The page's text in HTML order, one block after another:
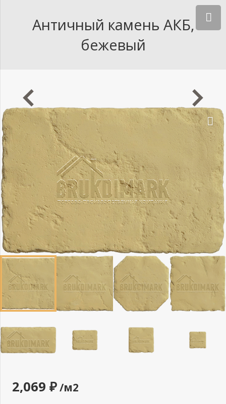
Античный камень АКБ,
бежевый
2,069 ₽/м2